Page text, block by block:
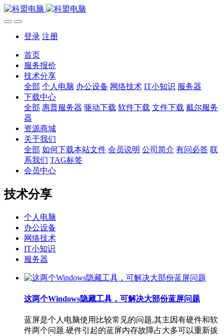
登录 注册
首页
服务报价
技术分享
全部 个人电脑 办公设备 网络技术 IT小知识 服务器
下载中心
全部 惠普服务器 驱动下载 软件下载 文件下载 戴尔服务
器
资源商城
关于我们
全部 如何下载本站文件 会员说明 公司简介 有问必答 联
系我们 TAG标签
会员中心
技术分享
个人电脑
办公设备
网络技术
IT小知识
服务器
这两个Windows隐藏工具，可解决大部份蓝屏问题
蓝屏是个人电脑使用比较常见的问题,其主因有硬件和软
件两个问题.硬件引起的蓝屏内存故障占大多可以重新拔